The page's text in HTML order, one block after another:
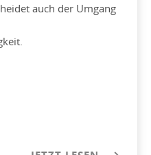
auch der Umgang